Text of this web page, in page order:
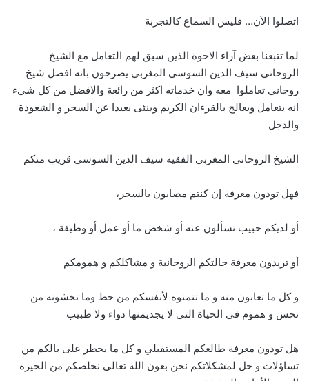
اتصلوا الآن… فليس السماع كالتجربة
لما تتبعنا بعض آراء الاخوة الذين سبق لهم التعامل مع الشيخ
الروحاني سيف الدين السوسي المغربي يصرحون بانه افضل شيخ
روحاني تعاملوا معه وان خدماته اكثر من رائعة والافضل من كل شيء
انه يتعامل ويعالج بالقرءان الكريم وينئى بعيدا عن السحر و الشعوذة
والدجل
الشيخ الروحاني المغربي الفقيه سيف الدين السوسي قريب منكم
فهل تودون معرفة إن كنتم مصابون بالسحر،
أو لديكم حبيب تسألون عنه أو شخص ما أو عمل أو وظيفة ،
أو تريدون معرفة حالتكم الروحانية و مشاكلكم و همومكم
و كل ما تعانون منه و ما تتمنوه لأنفسكم من حظ وما تخشونه من
نحس و هموم في الحياة التي لا يجديمنها دواء ولا طبيب
هل تودون معرفة طالعكم المستقبلي و كل ما يخطر على بالكم من
تساؤلات و حل لمشكلاتكم نحن بعون الله تعالى نخلصكم من الحيرة